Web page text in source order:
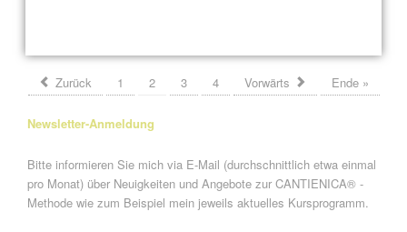
Zurück 1 2 3 4 Vorwärts Ende »
Newsletter-Anmeldung
Bitte informieren Sie mich via E-Mail (durchschnittlich etwa einmal
pro Monat) über Neuigkeiten und Angebote zur CANTIENICA® -
Methode wie zum Beispiel mein jeweils aktuelles Kursprogramm.